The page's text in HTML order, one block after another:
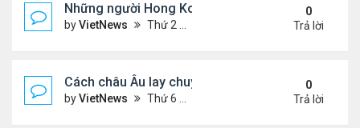
Những người Hong Kong trắng tay sau thảm họa
byVietNews Thứ 2 Tháng 12 01, 2025 5:49 pm
0
Trả lời
Cách châu Âu lay chuyển Mỹ về kế hoạch hòa
byVietNews Thứ 6 Tháng 11 28, 2025 4:28 pm
0
Trả lời